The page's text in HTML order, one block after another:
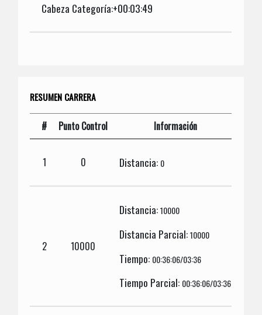
Cabeza Categoría:+00:03:49
RESUMEN CARRERA
# Punto Control Información
1 0 Distancia: 0
2 10000
Distancia:10000
Distancia Parcial:10000
Tiempo: 00:36:06/03:36
Tiempo Parcial: 00:36:06/03:36